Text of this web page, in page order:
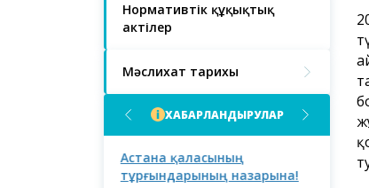
Нормативтік құқықтық
актілер
Мәслихат тарихы
ХАБАРЛАНДЫРУЛАР
Астана қаласының
тұрғындарының назарына!